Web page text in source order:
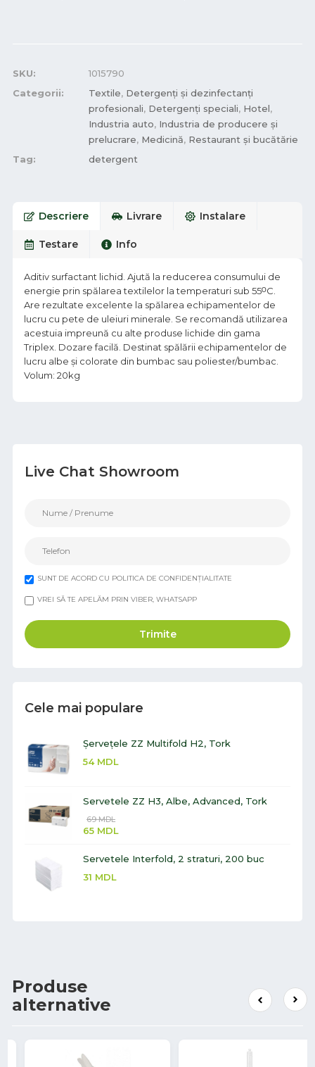
Live Chat Showroom
SUNT DE ACORD CU POLITICA DE CONFIDENȚIALITATE
VREI SĂ TE APELĂM PRIN VIBER, WHATSAPP
Trimite
Cele mai populare
Șervețele ZZ Multifold H2, Tork
54 MDL
Servetele ZZ H3, Albe, Advanced, Tork
69MDL
65 MDL
Servetele Interfold, 2 straturi, 200 buc
31 MDL
SKU:
1015790
Categorii:
Textile, Detergenți și dezinfectanți
profesionali, Detergenți speciali, Hotel,
Industria auto, Industria de producere și
prelucrare, Medicină, Restaurant și bucătărie
Tag:
detergent
Descriere Livrare Instalare
Testare Info
Aditiv surfactant lichid. Ajută la reducerea consumului de
energie prin spălarea textilelor la temperaturi sub 55ᴼC.
Are rezultate excelente la spălarea echipamentelor de
lucru cu pete de uleiuri minerale. Se recomandă utilizarea
acestuia impreună cu alte produse lichide din gama
Triplex. Dozare facilă. Destinat spălării echipamentelor de
lucru albe şi colorate din bumbac sau poliester/bumbac.
Volum: 20kg
Produse
alternative